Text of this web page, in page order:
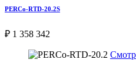
PERCo-RTD-20.2S
₽ 1 358 342